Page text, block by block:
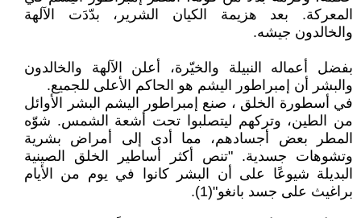
المعركة. بعد هزيمة الكيان الشرير، بدّدَت الآلهة
والخالدون جيشه.
بفضل أعماله النبيلة والخيّرة، أعلن الآلهة والخالدون
والبشر أن إمبراطور اليشم هو الحاكم الأعلى للجميع.
في أسطورة الخلق ، صنع إمبراطور اليشم البشر الأوائل
من الطين، وتركهم ليتصلبوا تحت أشعة الشمس. شوّه
المطر بعض أجسادهم، مما أدى إلى أمراض بشرية
وتشوهات جسدية. "تنص أكثر أساطير الخلق الصينية
البديلة شيوعًا على أن البشر كانوا في يوم من الأيام
براغيث على جسد بانغو"(1).